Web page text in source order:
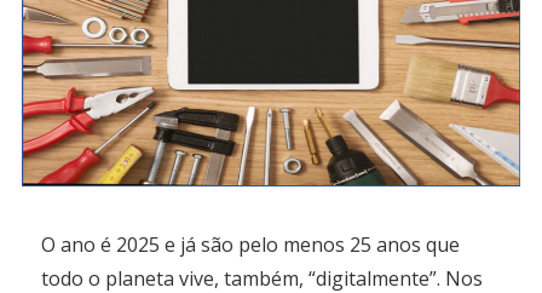
O ano é 2025 e já são pelo menos 25 anos que
todo o planeta vive, também, “digitalmente”. Nos